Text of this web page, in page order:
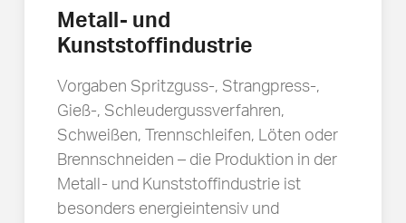
Metall- und
Kunststoffindustrie
Vorgaben Spritzguss-, Strangpress-,
Gieß-, Schleudergussverfahren,
Schweißen, Trennschleifen, Löten oder
Brennschneiden – die Produktion in der
Metall- und Kunststoffindustrie ist
besonders energieintensiv und